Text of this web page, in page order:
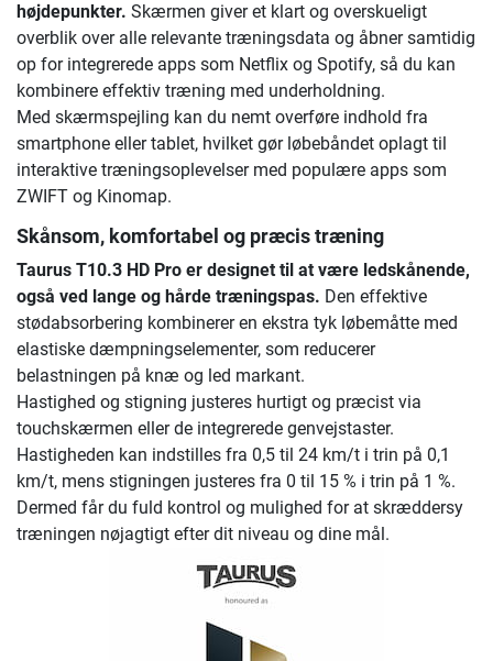
højdepunkter. Skærmen giver et klart og overskueligt
overblik over alle relevante træningsdata og åbner samtidig
op for integrerede apps som Netflix og Spotify, så du kan
kombinere effektiv træning med underholdning.
Med skærmspejling kan du nemt overføre indhold fra
smartphone eller tablet, hvilket gør løbebåndet oplagt til
interaktive træningsoplevelser med populære apps som
ZWIFT og Kinomap.
Skånsom, komfortabel og præcis træning
Taurus T10.3 HD Pro er designet til at være ledskånende,
også ved lange og hårde træningspas. Den effektive
stødabsorbering kombinerer en ekstra tyk løbemåtte med
elastiske dæmpningselementer, som reducerer
belastningen på knæ og led markant.
Hastighed og stigning justeres hurtigt og præcist via
touchskærmen eller de integrerede genvejstaster.
Hastigheden kan indstilles fra 0,5 til 24 km/t i trin på 0,1
km/t, mens stigningen justeres fra 0 til 15 % i trin på 1 %.
Dermed får du fuld kontrol og mulighed for at skræddersy
træningen nøjagtigt efter dit niveau og dine mål.